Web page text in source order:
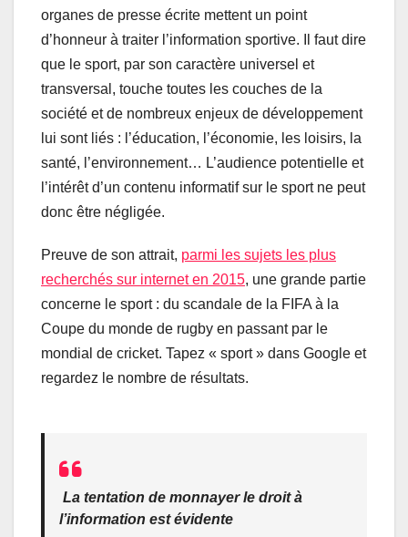
organes de presse écrite mettent un point
d’honneur à traiter l’information sportive. Il faut dire
que le sport, par son caractère universel et
transversal, touche toutes les couches de la
société et de nombreux enjeux de développement
lui sont liés : l’éducation, l’économie, les loisirs, la
santé, l’environnement… L’audience potentielle et
l’intérêt d’un contenu informatif sur le sport ne peut
donc être négligée.
Preuve de son attrait, parmi les sujets les plus
recherchés sur internet en 2015, une grande partie
concerne le sport : du scandale de la FIFA à la
Coupe du monde de rugby en passant par le
mondial de cricket. Tapez « sport » dans Google et
regardez le nombre de résultats.
La tentation de monnayer le droit à
l’information est évidente